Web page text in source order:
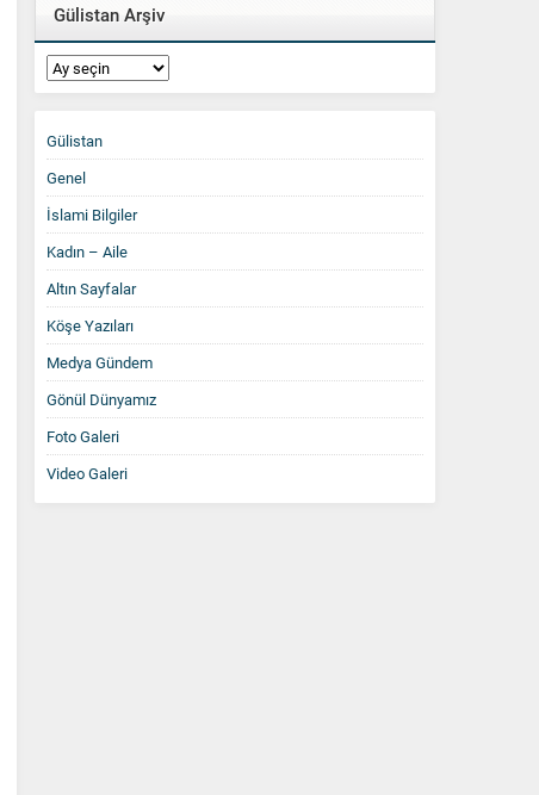
Gülistan Arşiv
Gülistan
Arşiv
Gülistan
Genel
İslami Bilgiler
Kadın – Aile
Altın Sayfalar
Köşe Yazıları
Medya Gündem
Gönül Dünyamız
Foto Galeri
Video Galeri